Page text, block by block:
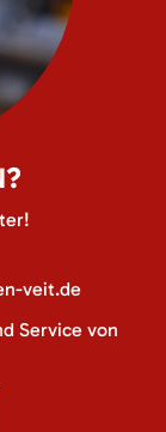
veit.de
Service von